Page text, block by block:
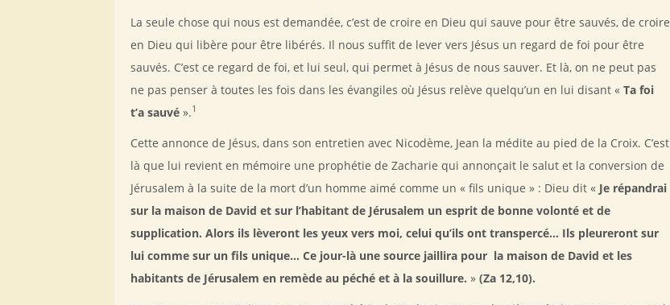
La seule chose qui nous est demandée, c’est de croire en Dieu qui sauve pour être sauvés, de croire
en Dieu qui libère pour être libérés. Il nous suffit de lever vers Jésus un regard de foi pour être
sauvés. C’est ce regard de foi, et lui seul, qui permet à Jésus de nous sauver. Et là, on ne peut pas
ne pas penser à toutes les fois dans les évangiles où Jésus relève quelqu’un en lui disant « Ta foi
t’a sauvé ».1
Cette annonce de Jésus, dans son entretien avec Nicodème, Jean la médite au pied de la Croix. C’est
là que lui revient en mémoire une prophétie de Zacharie qui annonçait le salut et la conversion de
Jérusalem à la suite de la mort d’un homme aimé comme un « fils unique » : Dieu dit « Je répandrai
sur la maison de David et sur l’habitant de Jérusalem un esprit de bonne volonté et de
supplication. Alors ils lèveront les yeux vers moi, celui qu’ils ont transpercé… Ils pleureront sur
lui comme sur un fils unique… Ce jour-là une source jaillira pour la maison de David et les
habitants de Jérusalem en remède au péché et à la souillure. » (Za 12,10).